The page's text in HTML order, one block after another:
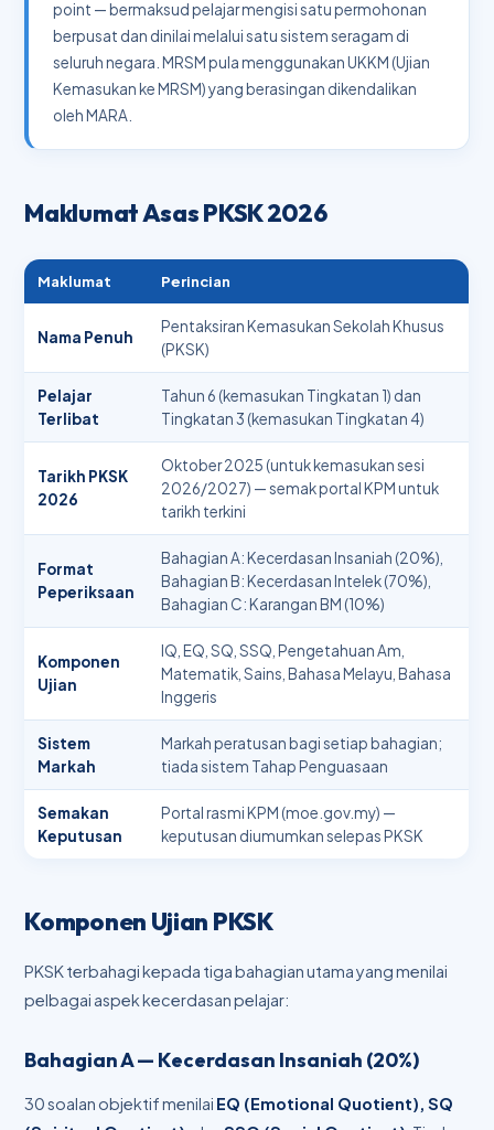
point — bermaksud pelajar mengisi satu permohonan
berpusat dan dinilai melalui satu sistem seragam di
seluruh negara. MRSM pula menggunakan UKKM (Ujian
Kemasukan ke MRSM) yang berasingan dikendalikan
oleh MARA.
Maklumat Asas PKSK 2026
Maklumat Perincian
Nama Penuh
Pentaksiran Kemasukan Sekolah Khusus
(PKSK)
Pelajar
Terlibat
Tahun 6 (kemasukan Tingkatan 1) dan
Tingkatan 3 (kemasukan Tingkatan 4)
Tarikh PKSK
2026
Oktober 2025 (untuk kemasukan sesi
2026/2027) — semak portal KPM untuk
tarikh terkini
Format
Peperiksaan
Bahagian A: Kecerdasan Insaniah (20%),
Bahagian B: Kecerdasan Intelek (70%),
Bahagian C: Karangan BM (10%)
Komponen
Ujian
IQ, EQ, SQ, SSQ, Pengetahuan Am,
Matematik, Sains, Bahasa Melayu, Bahasa
Inggeris
Sistem
Markah
Markah peratusan bagi setiap bahagian;
tiada sistem Tahap Penguasaan
Semakan
Keputusan
Portal rasmi KPM (moe.gov.my) —
keputusan diumumkan selepas PKSK
Komponen Ujian PKSK
PKSK terbahagi kepada tiga bahagian utama yang menilai
pelbagai aspek kecerdasan pelajar:
Bahagian A — Kecerdasan Insaniah (20%)
30 soalan objektif menilai EQ (Emotional Quotient), SQ